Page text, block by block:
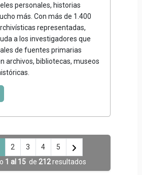
personales, historias
más. Con más de 1.400
representadas,
a los investigadores que
de fuentes primarias
archivos, bibliotecas, museos
2 3 4
5
1 al 15 de 212resultados